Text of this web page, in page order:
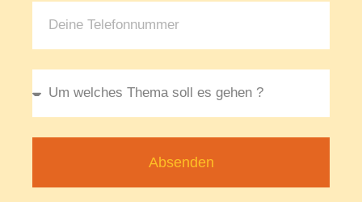
Absenden